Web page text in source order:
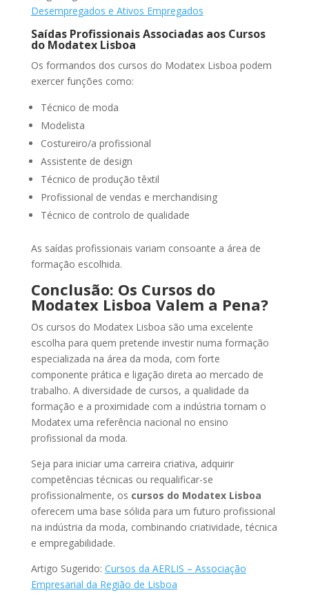
Desempregados e Ativos Empregados
Saídas Profissionais Associadas aos Cursos
do Modatex Lisboa
Os formandos dos cursos do Modatex Lisboa podem
exercer funções como:
Técnico de moda
Modelista
Costureiro/a profissional
Assistente de design
Técnico de produção têxtil
Profissional de vendas e merchandising
Técnico de controlo de qualidade
As saídas profissionais variam consoante a área de
formação escolhida.
Conclusão: Os Cursos do
Modatex Lisboa Valem a Pena?
Os cursos do Modatex Lisboa são uma excelente
escolha para quem pretende investir numa formação
especializada na área da moda, com forte
componente prática e ligação direta ao mercado de
trabalho. A diversidade de cursos, a qualidade da
formação e a proximidade com a indústria tornam o
Modatex uma referência nacional no ensino
profissional da moda.
Seja para iniciar uma carreira criativa, adquirir
competências técnicas ou requalificar-se
profissionalmente, os cursos do Modatex Lisboa
oferecem uma base sólida para um futuro profissional
na indústria da moda, combinando criatividade, técnica
e empregabilidade.
Artigo Sugerido: Cursos da AERLIS – Associação
Empresarial da Região de Lisboa